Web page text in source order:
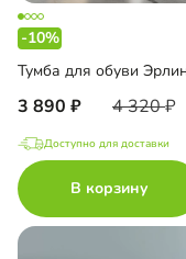
-10%
Тумба для обуви
3 890 4 320
Доступно для доставки
В корзину